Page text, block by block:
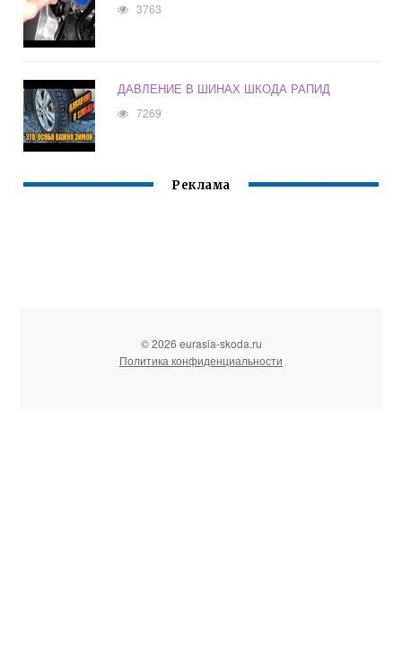
3763
ДАВЛЕНИЕ В ШИНАХ ШКОДА РАПИД
7269
Реклама
© 2026 eurasia-skoda.ru
Политика конфиденциальности